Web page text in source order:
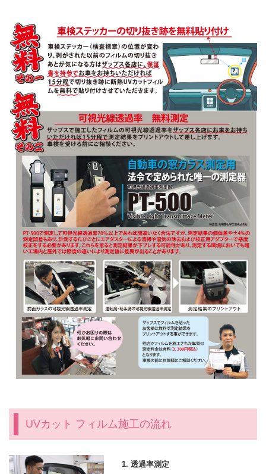
UVカット フィルム施工の流れ
1. 透過率測定